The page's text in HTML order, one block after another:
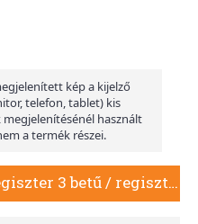
kép a kijelző
telefon, tablet) kis
használt
a termék részei.
Filofax Kontakt lista regiszter 3 betű / regiszter Mini Krém